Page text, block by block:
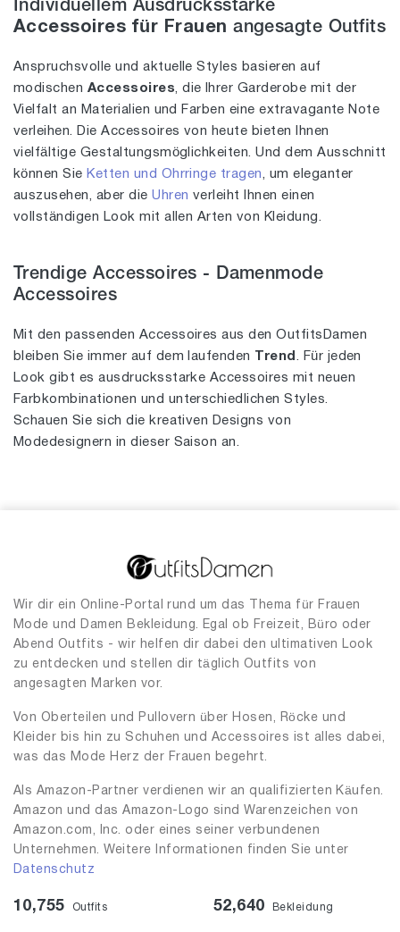
Individuellem Ausdrucksstarke
Accessoires für Frauen angesagte Outfits
Anspruchsvolle und aktuelle Styles basieren auf
modischen Accessoires, die Ihrer Garderobe mit der
Vielfalt an Materialien und Farben eine extravagante Note
verleihen. Die Accessoires von heute bieten Ihnen
vielfältige Gestaltungsmöglichkeiten. Und dem Ausschnitt
können Sie Ketten und Ohrringe tragen, um eleganter
auszusehen, aber dieUhren verleiht Ihnen einen
vollständigen Look mit allen Arten von Kleidung.
Trendige Accessoires - Damenmode
Accessoires
Mit den passenden Accessoires aus den OutfitsDamen
bleiben Sie immer auf dem laufenden
Trend . Für jeden
Look gibt es ausdrucksstarke Accessoires mit neuen
Farbkombinationen und unterschiedlichen Styles.
Schauen Sie sich die kreativen Designs von
Modedesignern in dieser Saison an.
Wir dir ein Online-Portal rund um das Thema für Frauen
Mode und Damen Bekleidung. Egal ob Freizeit, Büro oder
Abend Outfits - wir helfen dir dabei den ultimativen Look
zu entdecken und stellen dir täglich Outfits von
angesagten Marken vor.
Von Oberteilen und Pullovern über Hosen, Röcke und
Kleider bis hin zu Schuhen und Accessoires ist alles dabei,
was das Mode Herz der Frauen begehrt.
Als Amazon-Partner verdienen wir an qualifizierten Käufen.
Amazon und das Amazon-Logo sind Warenzeichen von
Amazon.com, Inc. oder eines seiner verbundenen
Unternehmen. Weitere Informationen finden Sie unter
Datenschutz
10,755 Outfits 52,640 Bekleidung